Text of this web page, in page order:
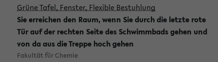
Grüne Tafel, Fenster, Flexible Bestuhlung
Sie erreichen den Raum, wenn Sie durch die letzte rote
Tür auf der rechten Seite des Schwimmbads gehen und
von da aus die Treppe hoch gehen
Fakultät für Chemie